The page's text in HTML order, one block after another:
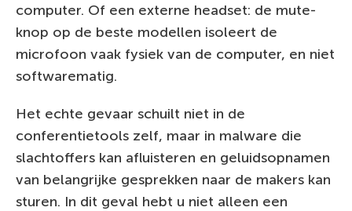
computer. Of een externe headset: de mute-
knop op de beste modellen isoleert de
microfoon vaak fysiek van de computer, en niet
softwarematig.
Het echte gevaar schuilt niet in de
conferentietools zelf, maar in malware die
slachtoffers kan afluisteren en geluidsopnamen
van belangrijke gesprekken naar de makers kan
sturen. In dit geval hebt u niet alleen een